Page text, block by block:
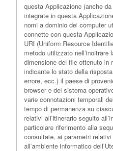
questa Applicazione (anche
integrate in questa
nomi a dominio dei computer
connette con questa
URI (Uniform Resource
metodo utilizzato nell’inoltrare
dimensione del file ottenuto in
indicante lo stato della
errore, ecc.) il paese di
browser e del sistema
varie connotazioni temporali
tempo di permanenza su
relativi all’itinerario seguito
particolare riferimento alla
consultate, ai parametri
all’ambiente informatico